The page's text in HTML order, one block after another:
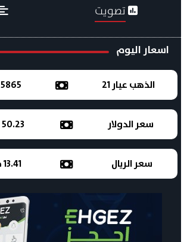
تصويت
اسعار اليوم
الذهب عيار 21 5865 جنيه مصري
سعر الدولار 50.23 جنيه مصري
سعر الريال 13.41 جنيه مصري